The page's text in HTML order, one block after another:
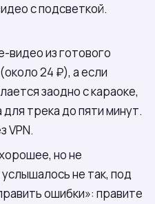
с подсветкой.
видео из готового
24 ₽), а если
заодно с караоке,
трека до пяти минут.
VPN.
но не
не так, под
ошибки»: правите